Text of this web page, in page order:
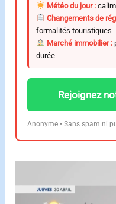
Météo du jour :
Changements de
formalités touristiques
Marché immobilier :
durée
Rejoignez
Anonyme • Sans spam ni